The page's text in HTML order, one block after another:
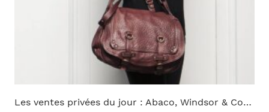
Les ventes privées du jour : Abaco, Windsor & Co…